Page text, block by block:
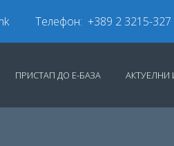
Телефон: +389 2 3215-327
ПРИСТАП ДО Е-БАЗА